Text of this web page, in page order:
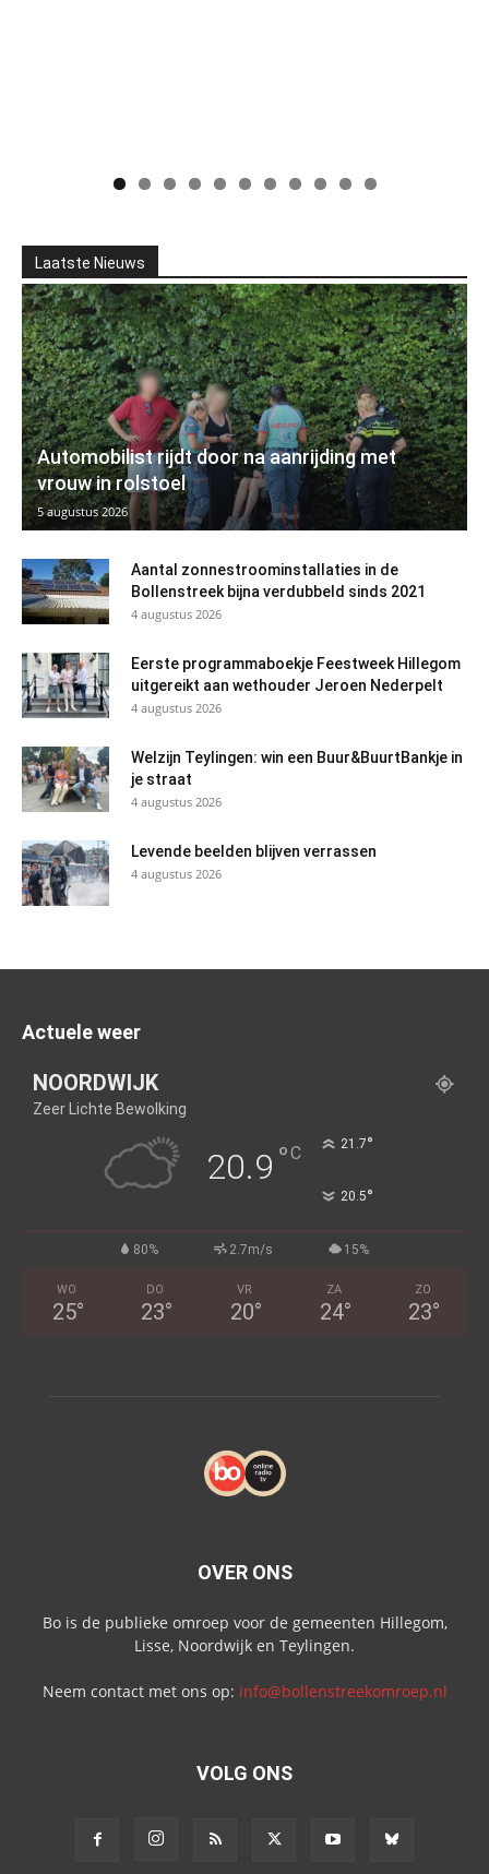
Laatste Nieuws
Automobilist rijdt door na aanrijding met
vrouw in rolstoel
5 augustus 2026
Aantal zonnestroominstallaties in de
Bollenstreek bijna verdubbeld sinds 2021
4 augustus 2026
Eerste programmaboekje Feestweek Hillegom
uitgereikt aan wethouder Jeroen Nederpelt
4 augustus 2026
Welzijn Teylingen: win een Buur&BuurtBankje in
je straat
4 augustus 2026
Levende beelden blijven verrassen
4 augustus 2026
Actuele weer
NOORDWIJK
Zeer Lichte Bewolking
20.9 °C 21.7°
20.5°
80% 2.7m/s 15%
WO
25°
DO
23°
VR
20°
ZA
24°
ZO
23°
OVER ONS
Bo is de publieke omroep voor de gemeenten Hillegom,
Lisse, Noordwijk en Teylingen.
Neem contact met ons op: info@bollenstreekomroep.nl
VOLG ONS